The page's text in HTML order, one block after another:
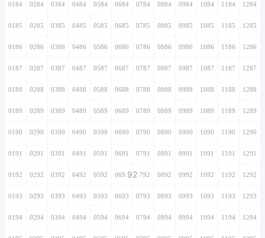
0184 0284 0384 0484 0584 0684 0784 0884 0984 1084 1184 1284
0185 0285 0385 0485 0585 0685 0785 0885 0985 1085 1185 1285
0186 0286 0386 0486 0586 0686 0786 0886 0986 1086 1186 1286
0187 0287 0387 0487 0587 0687 0787 0887 0987 1087 1187 1287
0188 0288 0388 0488 0588 0688 0788 0888 0988 1088 1188 1288
0189 0289 0389 0489 0589 0689 0789 0889 0989 1089 1189 1289
0190 0290 0390 0490 0590 0690 0790 0890 0990 1090 1190 1290
0191 0291 0391 0491 0591 0691 0791 0891 0991 1091 1191 1291
0192 0292 0392 0492 0592 0692920792 0892 0992 1092 1192 1292
0193 0293 0393 0493 0593 0693 0793 0893 0993 1093 1193 1293
0194 0294 0394 0494 0594 0694 0794 0894 0994 1094 1194 1294